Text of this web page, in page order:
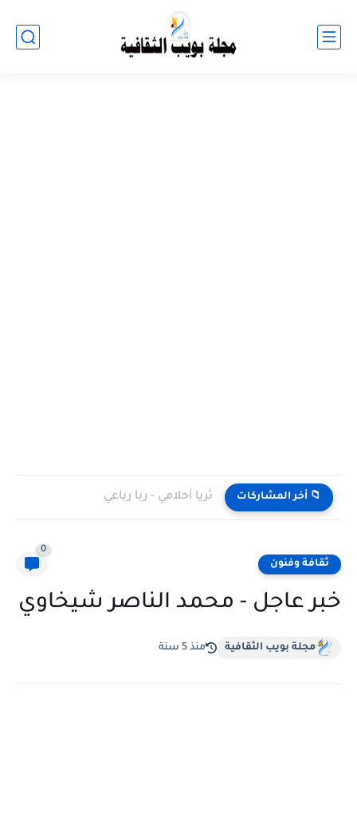
📁 أخر المشاركات ثريا أحلامي - ربا رباعي
ثقافة وفنون
0
خبر عاجل - محمد الناصر شيخاوي
مجلة بويب الثقافية منذ 5 سنة